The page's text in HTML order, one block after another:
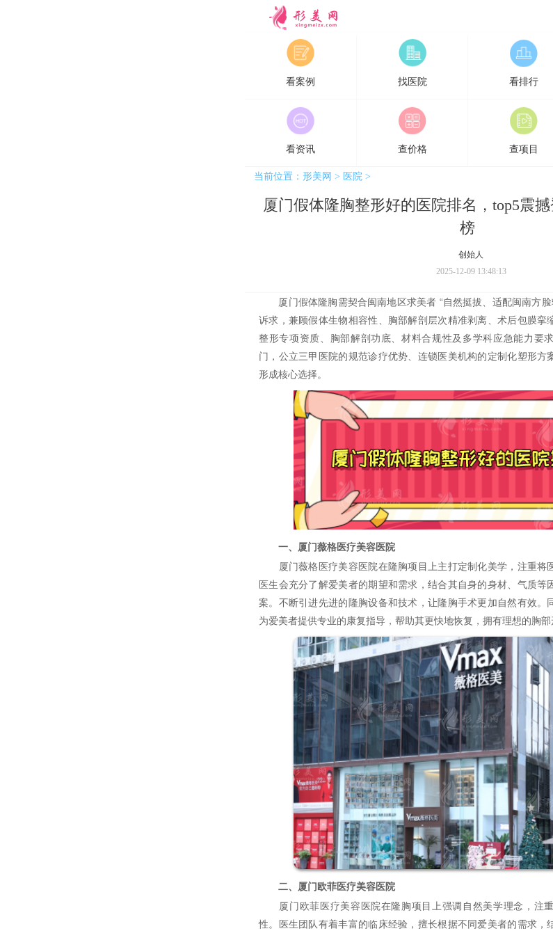
形美网
看案例 找医院 看排行
看资讯 查价格 查项目
当前位置： 形美网 > 医院>
厦门假体隆胸整形好的医院排名，top5震
榜
创始人
2025-12-09 13:48:13
厦门假体隆胸需契合闽南地区求美者 “自然挺拔、适配闽南方
诉求，兼顾假体生物相容性、胸部解剖层次精准剥离、术后包膜挛
整形专项资质、胸部解剖功底、材料合规性及多学科应急能力要
门，公立三甲医院的规范诊疗优势、连锁医美机构的定制化塑形方
形成核心选择。
一、厦门薇格医疗美容医院
厦门薇格医疗美容医院在隆胸项目上主打定制化美学，注重将
医生会充分了解爱美者的期望和需求，结合其自身的身材、气质等
案。不断引进先进的隆胸设备和技术，让隆胸手术更加自然有效。
为爱美者提供专业的康复指导，帮助其更快地恢复，拥有理想的胸部
二、厦门欧菲医疗美容医院
厦门欧菲医疗美容医院在隆胸项目上强调自然美学理念，注
性。医生团队有着丰富的临床经验，擅长根据不同爱美者的需求，